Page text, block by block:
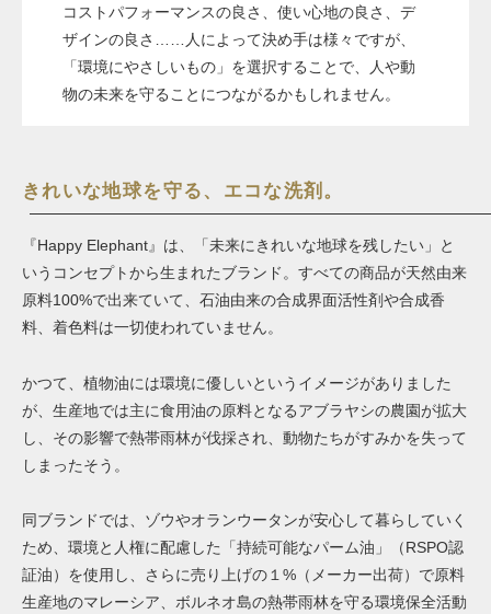
コストパフォーマンスの良さ、使い心地の良さ、デ
ザインの良さ……人によって決め手は様々ですが、
「環境にやさしいもの」を選択することで、人や動
物の未来を守ることにつながるかもしれません。
きれいな地球を守る、エコな洗剤。
『Happy Elephant』は、「未来にきれいな地球を残したい」と
いうコンセプトから生まれたブランド。すべての商品が天然由来
原料100%で出来ていて、石油由来の合成界面活性剤や合成香
料、着色料は一切使われていません。
かつて、植物油には環境に優しいというイメージがありました
が、生産地では主に食用油の原料となるアブラヤシの農園が拡大
し、その影響で熱帯雨林が伐採され、動物たちがすみかを失って
しまったそう。
同ブランドでは、ゾウやオランウータンが安心して暮らしていく
ため、環境と人権に配慮した「持続可能なパーム油」（RSPO認
証油）を使用し、さらに売り上げの１%（メーカー出荷）で原料
生産地のマレーシア、ボルネオ島の熱帯雨林を守る環境保全活動